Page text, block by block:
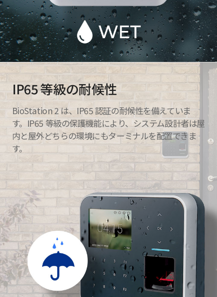
IP65 等級の耐候性
BioStation 2 は、IP65 認証の耐候性を備えていま
す。IP65 等級の保護機能により、システム設計者は屋
内と屋外どちらの環境にもターミナルを配置できま
す。